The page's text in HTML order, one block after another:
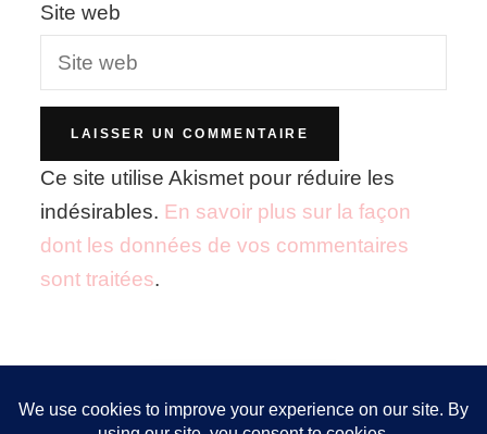
Site web
Ce site utilise Akismet pour réduire les
indésirables. En savoir plus sur la façon
dont les données de vos commentaires
sont traitées.
FOLLOW ME!
Nous utilisons des cookies pour vous garantir la meilleure
expérience sur notre site. Si vous continuez à utiliser ce